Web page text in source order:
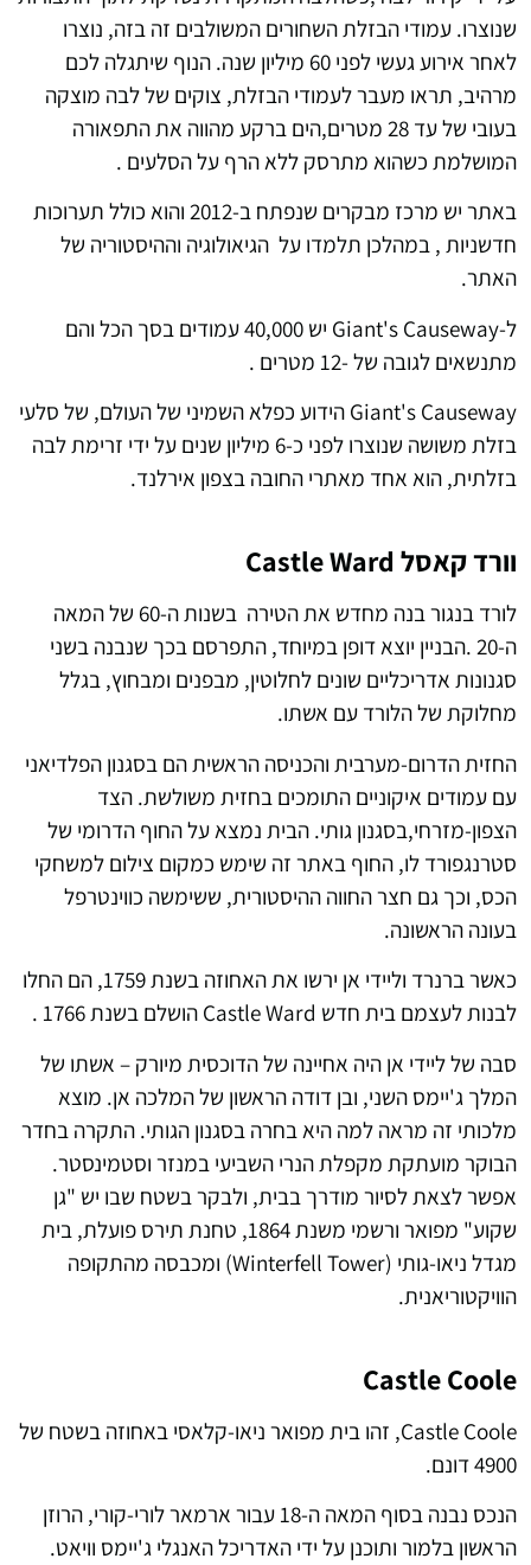
שנוצרו. עמודי הבזלת השחורים המשולבים זה בזה, נוצרו
לאחר אירוע געשי לפני 60 מיליון שנה. הנוף שיתגלה לכם
מרהיב, תראו מעבר לעמודי הבזלת, צוקים של לבה מוצקה
בעובי של עד 28 מטרים,הים ברקע מהווה את התפאורה
המושלמת כשהוא מתרסק ללא הרף על הסלעים .
באתר יש מרכז מבקרים שנפתח ב-2012 והוא כולל תערוכות
חדשניות , במהלכן תלמדו על הגיאולוגיה וההיסטוריה של
האתר.
ל-Giant's Causeway יש 40,000 עמודים בסך הכל והם
מתנשאים לגובה של -12 מטרים .
Giant's Causeway הידוע כפלא השמיני של העולם, של סלעי
בזלת משושה שנוצרו לפני כ-6 מיליון שנים על ידי זרימת לבה
בזלתית, הוא אחד מאתרי החובה בצפון אירלנד.
וורד קאסל Castle Ward
לורד בנגור בנה מחדש את הטירה בשנות ה-60 של המאה
ה-20 .הבניין יוצא דופן במיוחד, התפרסם בכך שנבנה בשני
סגנונות אדריכליים שונים לחלוטין, מבפנים ומבחוץ, בגלל
מחלוקת של הלורד עם אשתו.
החזית הדרום-מערבית והכניסה הראשית הם בסגנון הפלדיאני
עם עמודים איקוניים התומכים בחזית משולשת. הצד
הצפון-מזרחי,בסגנון גותי. הבית נמצא על החוף הדרומי של
סטרנגפורד לו, החוף באתר זה שימש כמקום צילום למשחקי
הכס, וכך גם חצר החווה ההיסטורית, ששימשה כווינטרפל
בעונה הראשונה.
כאשר ברנרד וליידי אן ירשו את האחוזה בשנת 1759, הם החלו
לבנות לעצמם בית חדש Castle Ward הושלם בשנת 1766 .
סבה של ליידי אן היה אחיינה של הדוכסית מיורק – אשתו של
המלך ג'יימס השני, ובן דודה הראשון של המלכה אן. מוצא
מלכותי זה מראה למה היא בחרה בסגנון הגותי. התקרה בחדר
הבוקר מועתקת מקפלת הנרי השביעי במנזר וסטמינסטר.
אפשר לצאת לסיור מודרך בבית, ולבקר בשטח שבו יש "גן
שקוע" מפואר ורשמי משנת 1864, טחנת תירס פועלת, בית
מגדל ניאו-גותי (Winterfell Tower) ומכבסה מהתקופה
הוויקטוריאנית.
Castle Coole
Castle Coole, זהו בית מפואר ניאו-קלאסי באחוזה בשטח של
4900 דונם.
הנכס נבנה בסוף המאה ה-18 עבור ארמאר לורי-קורי, הרוזן
הראשון בלמור ותוכנן על ידי האדריכל האנגלי ג'יימס וויאט.